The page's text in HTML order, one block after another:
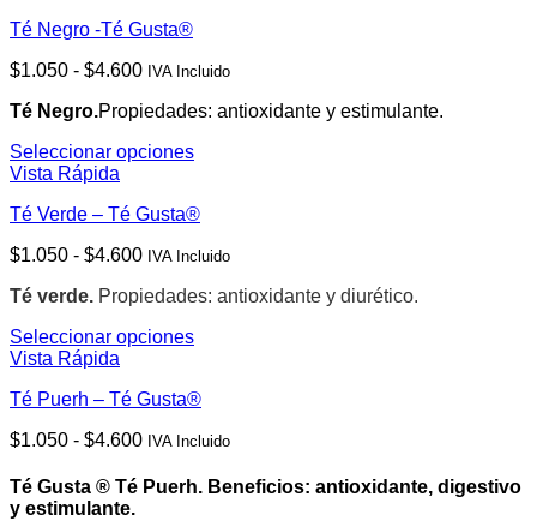
Té Negro -Té Gusta®
$1.050 - $4.600Rango
precios:
$1.050
IVA Incluido
Té Negro.Propiedades: antioxidante y estimulante.
Seleccionar opciones
Este
tiene
variantes.
opciones
pueden
elegir
en
la
página
de
producto
Vista Rápida
Té Verde – Té Gusta®
$1.050 - $4.600Rango
precios:
$1.050
IVA Incluido
Té verde. Propiedades: antioxidante y diurético.
Seleccionar opciones
Este
tiene
variantes.
opciones
se
Vista Rápida
Té Puerh – Té Gusta®
$1.050 - $4.600Rango
precios:
IVA Incluido
Té Gusta ® Té Puerh. Beneficios: antioxidante, digestivo
y estimulante.